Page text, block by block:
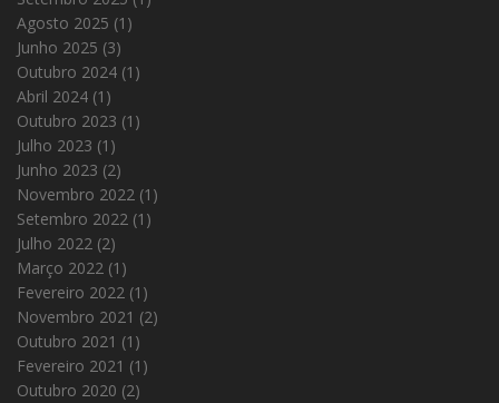
Agosto 2025 (1)
Junho 2025 (3)
Outubro 2024 (1)
Abril 2024 (1)
Outubro 2023 (1)
Julho 2023 (1)
Junho 2023 (2)
Novembro 2022 (1)
Setembro 2022 (1)
Julho 2022 (2)
Março 2022 (1)
Fevereiro 2022 (1)
Novembro 2021 (2)
Outubro 2021 (1)
Fevereiro 2021 (1)
Outubro 2020 (2)